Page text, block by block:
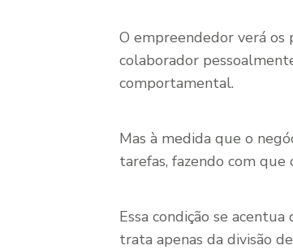
O empreendedor verá os
colaborador
comportamental.
Mas à medida que o
tarefas, fazendo com
Essa condição se
trata apenas da divisão